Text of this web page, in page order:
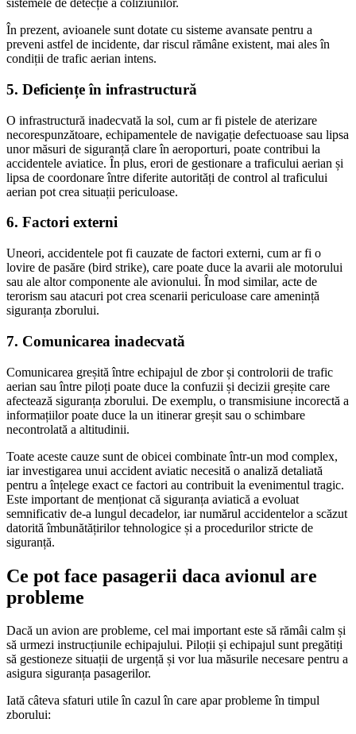
sistemele de detecție a coliziunilor.
În prezent, avioanele sunt dotate cu sisteme avansate pentru a
preveni astfel de incidente, dar riscul rămâne existent, mai ales în
condiții de trafic aerian intens.
5. Deficiențe în infrastructură
O infrastructură inadecvată la sol, cum ar fi pistele de aterizare
necorespunzătoare, echipamentele de navigație defectuoase sau lipsa
unor măsuri de siguranță clare în aeroporturi, poate contribui la
accidentele aviatice. În plus, erori de gestionare a traficului aerian și
lipsa de coordonare între diferite autorități de control al traficului
aerian pot crea situații periculoase.
6. Factori externi
Uneori, accidentele pot fi cauzate de factori externi, cum ar fi o
lovire de pasăre (bird strike), care poate duce la avarii ale motorului
sau ale altor componente ale avionului. În mod similar, acte de
terorism sau atacuri pot crea scenarii periculoase care amenință
siguranța zborului.
7. Comunicarea inadecvată
Comunicarea greșită între echipajul de zbor și controlorii de trafic
aerian sau între piloți poate duce la confuzii și decizii greșite care
afectează siguranța zborului. De exemplu, o transmisiune incorectă a
informațiilor poate duce la un itinerar greșit sau o schimbare
necontrolată a altitudinii.
Toate aceste cauze sunt de obicei combinate într-un mod complex,
iar investigarea unui accident aviatic necesită o analiză detaliată
pentru a înțelege exact ce factori au contribuit la evenimentul tragic.
Este important de menționat că siguranța aviatică a evoluat
semnificativ de-a lungul decadelor, iar numărul accidentelor a scăzut
datorită îmbunătățirilor tehnologice și a procedurilor stricte de
siguranță.
Ce pot face pasagerii daca avionul are
probleme
Dacă un avion are probleme, cel mai important este să rămâi calm și
să urmezi instrucțiunile echipajului. Piloții și echipajul sunt pregătiți
să gestioneze situații de urgență și vor lua măsurile necesare pentru a
asigura siguranța pasagerilor.
Iată câteva sfaturi utile în cazul în care apar probleme în timpul
zborului: